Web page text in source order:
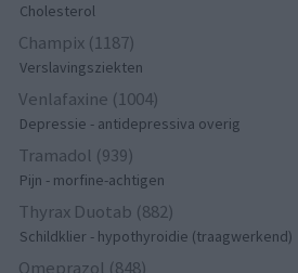
Cholesterol
Champix (1187)
Verslavingsziekten
Venlafaxine (1004)
Depressie - antidepressiva overig
Tramadol (939)
Pijn - morfine-achtigen
Thyrax Duotab (882)
Schildklier - hypothyroidie (traagwerkend)
Omeprazol (848)